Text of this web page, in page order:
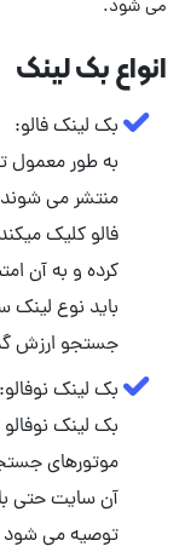
می شود.
انواع بک لینک
به طور معمول
منتشر می
فالو کلیک
کرده و به آن
باید نوع لینک
جستجو ارزش
بک لینک
موتورهای
آن سایت حتی
توصیه می شود